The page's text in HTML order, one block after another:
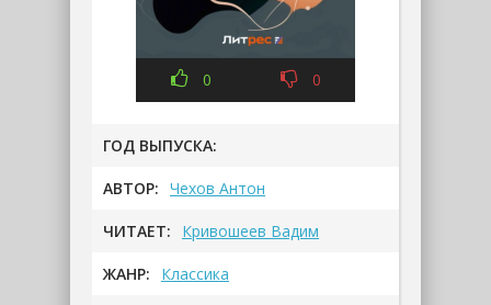
0 0
ГОД ВЫПУСКА:
АВТОР: Чехов Антон
ЧИТАЕТ: Кривошеев Вадим
ЖАНР: Классика